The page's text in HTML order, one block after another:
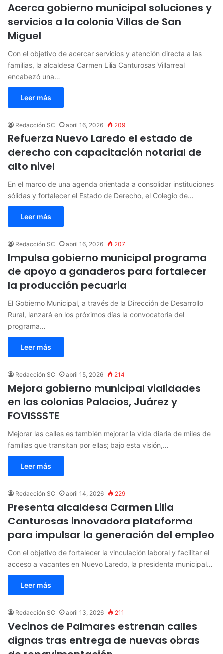
Acerca gobierno municipal soluciones y
servicios a la colonia Villas de San
Miguel
Con el objetivo de acercar servicios y atención directa a las
familias, la alcaldesa Carmen Lilia Canturosas Villarreal
encabezó una…
Leer más
Redacción SC abril 16, 2026 209
Refuerza Nuevo Laredo el estado de
derecho con capacitación notarial de
alto nivel
En el marco de una agenda orientada a consolidar instituciones
sólidas y fortalecer el Estado de Derecho, el Colegio de…
Leer más
Redacción SC abril 16, 2026 207
Impulsa gobierno municipal programa
de apoyo a ganaderos para fortalecer
la producción pecuaria
El Gobierno Municipal, a través de la Dirección de Desarrollo
Rural, lanzará en los próximos días la convocatoria del
programa…
Leer más
Redacción SC abril 15, 2026 214
Mejora gobierno municipal vialidades
en las colonias Palacios, Juárez y
FOVISSSTE
Mejorar las calles es también mejorar la vida diaria de miles de
familias que transitan por ellas; bajo esta visión,…
Leer más
Redacción SC abril 14, 2026 229
Presenta alcaldesa Carmen Lilia
Canturosas innovadora plataforma
para impulsar la generación del empleo
Con el objetivo de fortalecer la vinculación laboral y facilitar el
acceso a vacantes en Nuevo Laredo, la presidenta municipal…
Leer más
Redacción SC abril 13, 2026 211
Vecinos de Palmares estrenan calles
dignas tras entrega de nuevas obras